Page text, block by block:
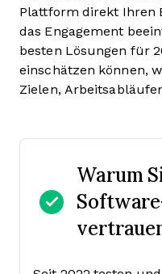
Plattform direkt Ihren
das Engagement
besten Lösungen für
einschätzen können,
Zielen,
Warum